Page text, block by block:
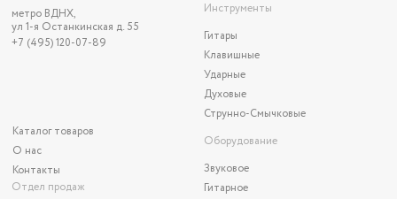
метро ВДНХ,
ул 1-я Останкинская д. 55
+7 (495) 120-07-89
Каталог товаров
О нас
Контакты
Отдел продаж
Инструменты
Гитары
Клавишные
Ударные
Духовые
Струнно-Смычковые
Оборудование
Звуковое
Гитарное